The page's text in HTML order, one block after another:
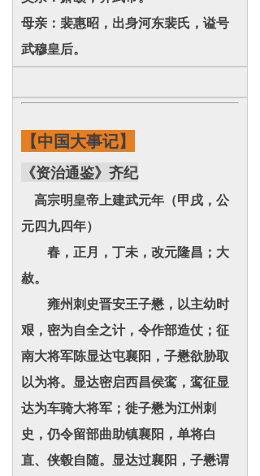
母亲：裴惠昭，出身河东裴氏，谥号
武穆皇后。
【中国大事记】
《资治通鉴》齐纪
高宗明皇帝上建武元年（甲戌，公
元四九四年）
春，正月，丁未，改元隆昌；大
赦。
雍州刺史晋安王子懋，以主幼时
艰，密为自全之计，令作部造仗；征
南大将军陈显达屯襄阳，子懋欲胁取
以为将。显达密启西昌侯鸾，鸾征显
达为车骑大将军；徙子懋为江州刺
史，仍令留部曲助镇襄阳，单将白
直、侠毂自随。显达过襄阳，子懋谓